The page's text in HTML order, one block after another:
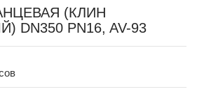
(КЛИН
DN350 PN16, AV-93